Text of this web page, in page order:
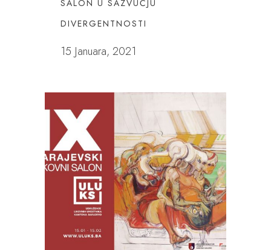
SALON U SAZVUČJU
DIVERGENTNOSTI
15 Januara, 2021